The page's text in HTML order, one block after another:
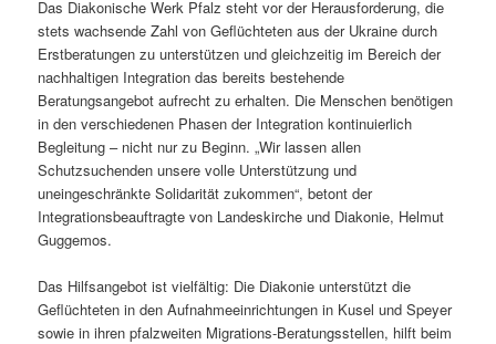
Das Diakonische Werk Pfalz steht vor der Herausforderung, die
stets wachsende Zahl von Geflüchteten aus der Ukraine durch
Erstberatungen zu unterstützen und gleichzeitig im Bereich der
nachhaltigen Integration das bereits bestehende
Beratungsangebot aufrecht zu erhalten. Die Menschen benötigen
in den verschiedenen Phasen der Integration kontinuierlich
Begleitung – nicht nur zu Beginn. „Wir lassen allen
Schutzsuchenden unsere volle Unterstützung und
uneingeschränkte Solidarität zukommen“, betont der
Integrationsbeauftragte von Landeskirche und Diakonie, Helmut
Guggemos.
Das Hilfsangebot ist vielfältig: Die Diakonie unterstützt die
Geflüchteten in den Aufnahmeeinrichtungen in Kusel und Speyer
sowie in ihren pfalzweiten Migrations-Beratungsstellen, hilft beim